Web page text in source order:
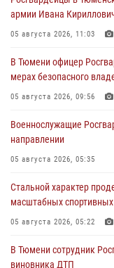
армии Ивана
05 августа 2026, 11:03
В Тюмени офицер
мерах безопасного
05 августа 2026, 09:56
Военнослужащие
направлении
05 августа 2026, 05:35
Стальной характер
масштабных
05 августа 2026, 05:22
В Тюмени сотрудник
виновника ДТП